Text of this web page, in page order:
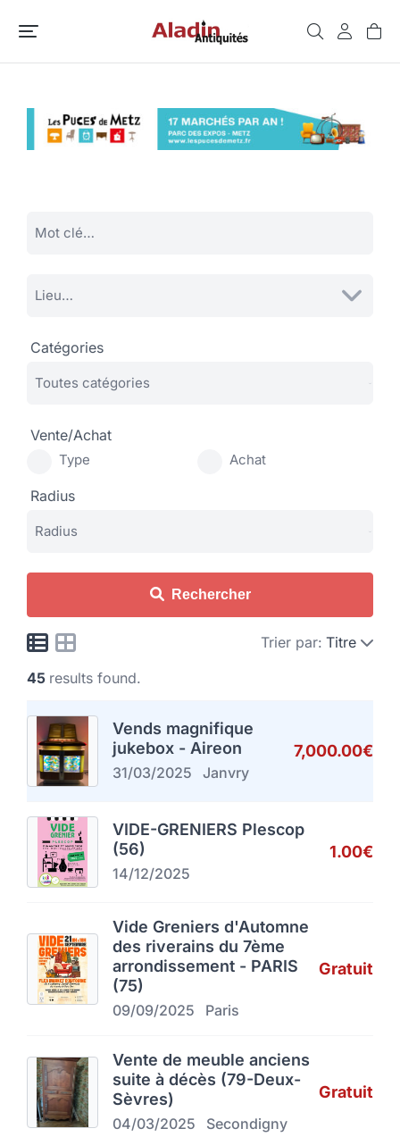
Catégories
Vente/Achat
Type Achat
Radius
Rechercher
Trier par: Titre
45 results found.
Vends magnifique
jukebox - Aireon
31/03/2025 Janvry
7,000.00€
VIDE-GRENIERS Plescop
(56)
14/12/2025
1.00€
Vide Greniers d'Automne
des riverains du 7ème
arrondissement - PARIS
(75)
09/09/2025 Paris
Gratuit
Vente de meuble anciens
suite à décès (79-Deux-
Sèvres)
04/03/2025 Secondigny
Gratuit